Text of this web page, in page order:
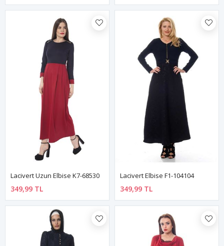
Lacivert Uzun Elbise K7-68530
349,99 TL
Lacivert Elbise F1-104104
349,99 TL